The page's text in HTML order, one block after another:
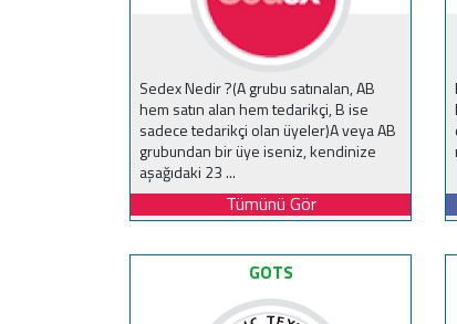
Sedex Nedir ?(A grubu satınalan, AB
hem satın alan hem tedarikçi, B ise
sadece tedarikçi olan üyeler)A veya AB
grubundan bir üye iseniz, kendinize
aşağıdaki 23 ...
Tümünü Gör
GOTS